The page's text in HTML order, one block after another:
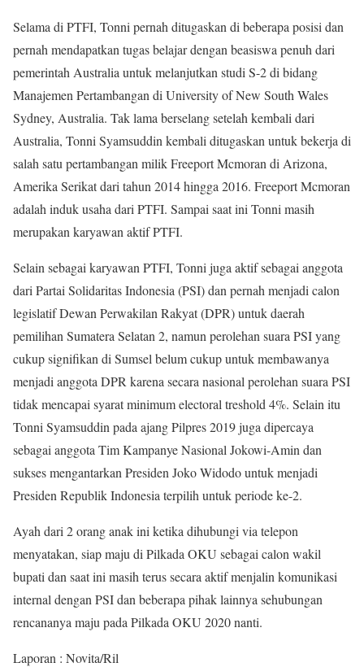
Selama di PTFI, Tonni pernah ditugaskan di beberapa posisi dan
pernah mendapatkan tugas belajar dengan beasiswa penuh dari
pemerintah Australia untuk melanjutkan studi S-2 di bidang
Manajemen Pertambangan di University of New South Wales
Sydney, Australia. Tak lama berselang setelah kembali dari
Australia, Tonni Syamsuddin kembali ditugaskan untuk bekerja di
salah satu pertambangan milik Freeport Mcmoran di Arizona,
Amerika Serikat dari tahun 2014 hingga 2016. Freeport Mcmoran
adalah induk usaha dari PTFI. Sampai saat ini Tonni masih
merupakan karyawan aktif PTFI.
Selain sebagai karyawan PTFI, Tonni juga aktif sebagai anggota
dari Partai Solidaritas Indonesia (PSI) dan pernah menjadi calon
legislatif Dewan Perwakilan Rakyat (DPR) untuk daerah
pemilihan Sumatera Selatan 2, namun perolehan suara PSI yang
cukup signifikan di Sumsel belum cukup untuk membawanya
menjadi anggota DPR karena secara nasional perolehan suara PSI
tidak mencapai syarat minimum electoral treshold 4%. Selain itu
Tonni Syamsuddin pada ajang Pilpres 2019 juga dipercaya
sebagai anggota Tim Kampanye Nasional Jokowi-Amin dan
sukses mengantarkan Presiden Joko Widodo untuk menjadi
Presiden Republik Indonesia terpilih untuk periode ke-2.
Ayah dari 2 orang anak ini ketika dihubungi via telepon
menyatakan, siap maju di Pilkada OKU sebagai calon wakil
bupati dan saat ini masih terus secara aktif menjalin komunikasi
internal dengan PSI dan beberapa pihak lainnya sehubungan
rencananya maju pada Pilkada OKU 2020 nanti.
Laporan : Novita/Ril